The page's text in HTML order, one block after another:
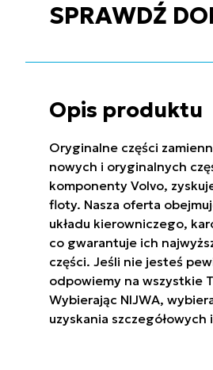
SPRAWDŹ
Opis produktu
Oryginalne części
nowych i oryginalnych
komponenty Volvo,
floty. Nasza oferta
układu kierowniczego,
co gwarantuje ich
części. Jeśli nie jesteś
odpowiemy na wszystkie
Wybierając NIJWA,
uzyskania